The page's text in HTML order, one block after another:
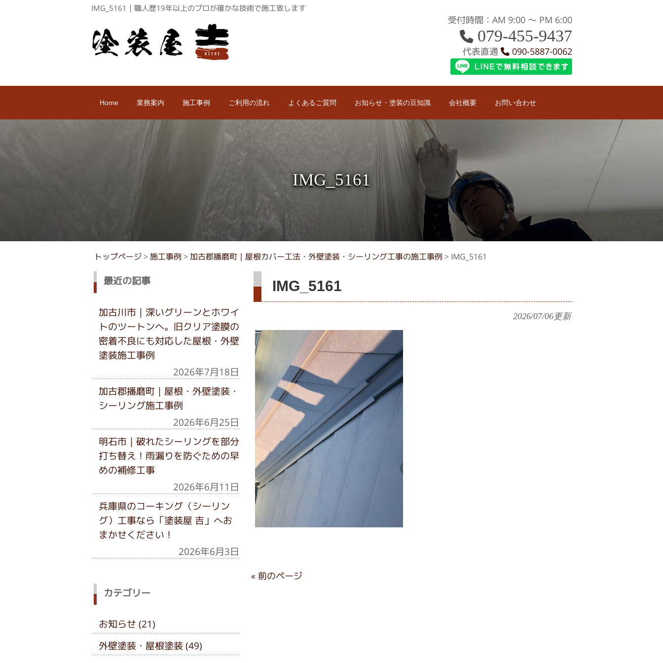
IMG_5161｜職人歴19年以上のプロが確かな技術で施工致します
受付時間：AM 9:00 〜 PM 6:00
079-455-9437
代表直通 090-5887-0062
Home 業務案内 施工事例 ご利用の流れ よくあるご質問 お知らせ・塗装の豆知識 会社概要 お問い合わせ
IMG_5161
トップページ> 施工事例 > 加古郡播磨町｜屋根カバー工法・外壁塗装・シーリング工事の施工事例 > IMG_5161
IMG_5161
2026/07/06更新
« 前のページ
最近の記事
加古川市｜深いグリーンとホワイ
トのツートンへ。旧クリア塗膜の
密着不良にも対応した屋根・外壁
塗装施工事例
2026年7月18日
加古郡播磨町｜屋根・外壁塗装・
シーリング施工事例
2026年6月25日
明石市｜破れたシーリングを部分
打ち替え！雨漏りを防ぐための早
めの補修工事
2026年6月11日
兵庫県のコーキング（シーリン
グ）工事なら「塗装屋 吉」へお
まかせください！
2026年6月3日
カテゴリー
お知らせ (21)
外壁塗装・屋根塗装 (49)